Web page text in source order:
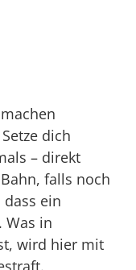
dich
– direkt
falls noch
ein
Was in
wird hier mit